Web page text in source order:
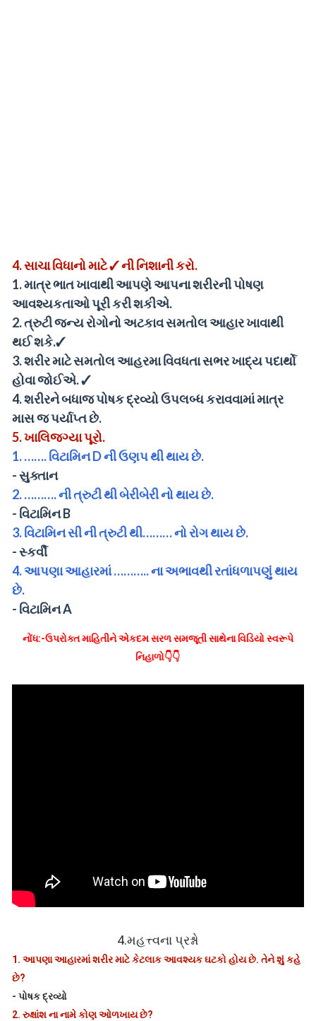
4.સાચા વિધાનો માટે ✓ ની નિશાની કરો.
1.માત્ર ભાત ખાવાથી આપણે આપના શરીરની પોષણ
આવશ્યકતાઓ પૂરી કરી શકીએ.
2.ત્રુટી જન્ય રોગોનો અટકાવ સમતોલ આહાર ખાવાથી
થઈ શકે.✓
3.શરીર માટે સમતોલ આહરમા વિવધતા સભર ખાદ્ય પદાર્થો
હોવા જોઈએ. ✓
4.શરીરને બધાજ પોષક દ્રવ્યો ઉપલબ્ધ કરાવવામાં માત્ર
માસ જ પર્યાપ્ત છે.
5.ખાલિજગ્યા પૂરો.
1.……. વિટામિન D ની ઉણપ થી થાય છે.
-સુક્તાન
2.………. ની ત્રુટી થી બેરીબેરી નો થાય છે.
- વિટામિન B
3.વિટામિન સી ની ત્રુટી થી……… નો રોગ થાય છે.
-સ્કર્વી
4.આપણા આહારમાં ……….. ના અભાવથી રતાંધળાપણું થાય
છે.
- વિટામિન A
નોંધ:-ઉપરોક્ત માહિતીને એકદમ સરળ સમજૂતી સાથેના વિડિયો સ્વરૂપે
નિહાળો👇👇
4.મહત્ત્વના પ્રશ્નો
1. આપણા આહારમાં શરીર માટે કેટલાક આવશ્યક ઘટકો હોય છે. તેને શું કહે
છે?
- પોષક દ્રવ્યો
2. રુક્ષાંશ ના નામે કોણ ઓળખાય છે?